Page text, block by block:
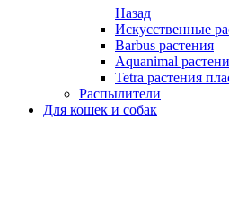
Назад
Искусственные
Barbus растения
Aquanimal
Tetra растения
Распылители
Для кошек и собак